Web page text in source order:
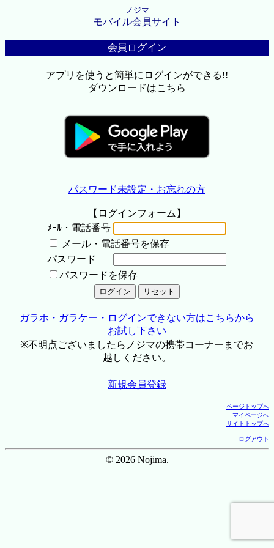
ノジマ
モバイル会員サイト
会員ログイン
アプリを使うと簡単にログインができる!!
ダウンロードはこちら
パスワード未設定・お忘れの方
【ログインフォーム】
ﾒｰﾙ・電話番号
メール・電話番号を保存
パスワード
パスワードを保存
ガラホ・ガラケー・ログインできない方はこちらから
お試し下さい
※不明点ございましたらノジマの携帯コーナーまでお
越しください。
新規会員登録
ページトップへ
マイページへ
サイトトップへ
ログアウト
© 2026 Nojima.